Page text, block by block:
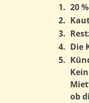
1. 20
2.
3.
4. Die
5.
ob